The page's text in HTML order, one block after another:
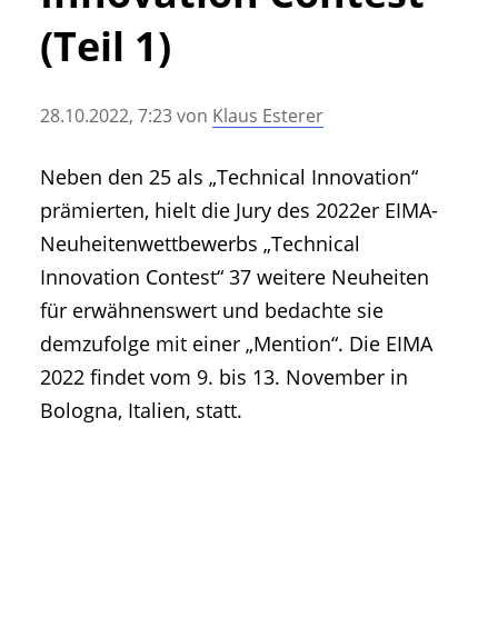
• Messen und Veranstaltungen
• Agritechnica Neuheiten Archiv
(Teil 1)
28.10.2022, 7:23von Klaus Esterer
Neben den 25 als „Technical Innovation“
prämierten, hielt die Jury des 2022er EIMA-
Neuheitenwettbewerbs „Technical
Innovation Contest“ 37 weitere Neuheiten
für erwähnenswert und bedachte sie
demzufolge mit einer „Mention“. Die EIMA
2022 findet vom 9. bis 13. November in
Bologna, Italien, statt.